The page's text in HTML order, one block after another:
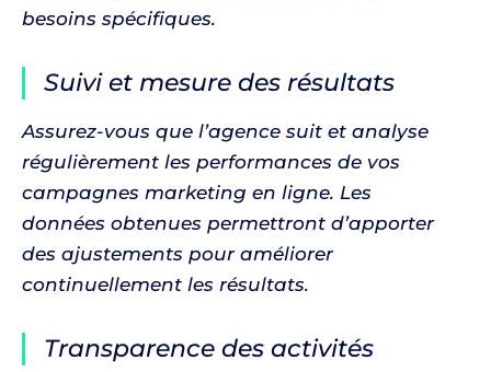
besoins spécifiques.
Suivi et mesure des résultats
Assurez-vous que l’agence suit et analyse
régulièrement les performances de vos
campagnes marketing en ligne. Les
données obtenues permettront d’apporter
des ajustements pour améliorer
continuellement les résultats.
Transparence des activités